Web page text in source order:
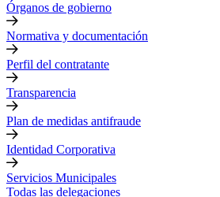
Órganos de gobierno
Normativa y documentación
Perfil del contratante
Transparencia
Plan de medidas antifraude
Identidad Corporativa
Servicios Municipales
Todas las delegaciones